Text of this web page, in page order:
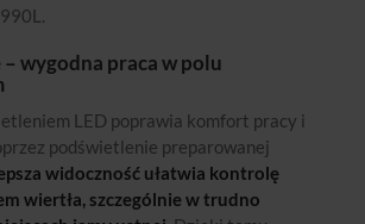
wygodna praca w polu
LED poprawia komfort pracy i
podświetlenie preparowanej
widoczność ułatwia kontrolę
wiertła, szczególnie w trudno